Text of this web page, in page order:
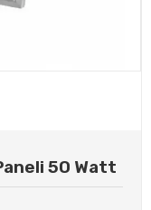
50 Watt